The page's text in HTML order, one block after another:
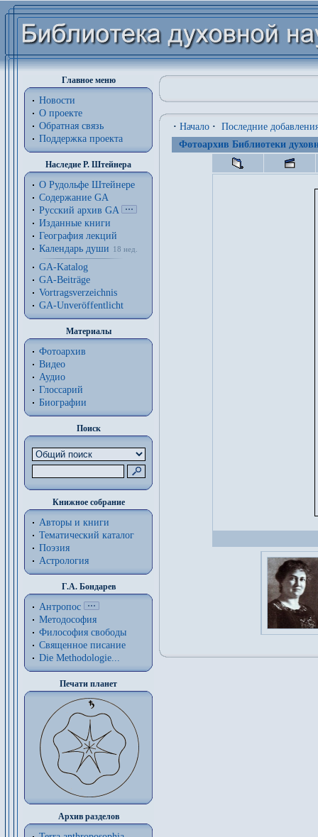
Главное меню
Новости
О проекте
Обратная связь
Поддержка проекта
Наследие Р. Штейнера
О Рудольфе Штейнере
Содержание GA
Русский архив GA
Изданные книги
География лекций
Календарь души
18 нед.
GA-Katalog
GA-Beiträge
Vortragsverzeichnis
GA-Unveröffentlicht
Материалы
Фотоархив
Видео
Аудио
Глоссарий
Биографии
Поиск
Книжное собрание
Авторы и книги
Тематический каталог
Поэзия
Астрология
Г.А. Бондарев
Антропос
Методософия
Философия cвободы
Священное писание
Die Methodologie...
Печати планет
Архив разделов
· Начало · Последние
Фотоархив Библиотеки